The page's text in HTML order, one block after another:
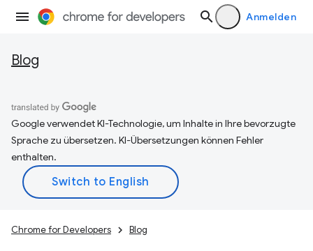
Anmelden
Blog
Google verwendet KI-Technologie, um Inhalte in Ihre bevorzugte
Sprache zu übersetzen. KI-Übersetzungen können Fehler
enthalten.
Chrome for Developers Blog